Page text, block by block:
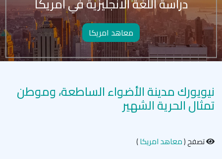
معاهد امريكا
نيويورك مدينة الأضواء الساطعة، وموطن
تمثال الحرية الشهير
تصفح (معاهد امريكا)